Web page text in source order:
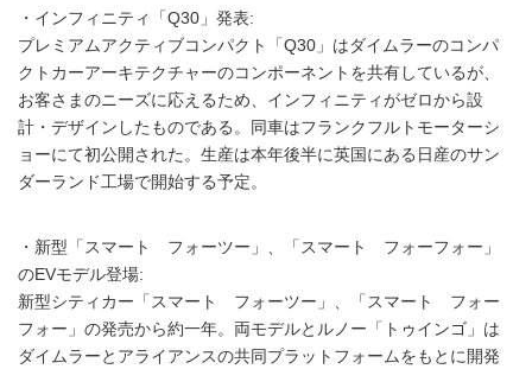
・インフィニティ「Q30」発表:
プレミアムアクティブコンパクト「Q30」はダイムラーのコンパ
クトカーアーキテクチャーのコンポーネントを共有しているが、
お客さまのニーズに応えるため、インフィニティがゼロから設
計・デザインしたものである。同車はフランクフルトモーターシ
ョーにて初公開された。生産は本年後半に英国にある日産のサン
ダーランド工場で開始する予定。
・新型「スマート フォーツー」、「スマート フォーフォー」
のEVモデル登場:
新型シティカー「スマート フォーツー」、「スマート フォー
フォー」の発売から約一年。両モデルとルノー「トゥインゴ」は
ダイムラーとアライアンスの共同プラットフォームをもとに開発